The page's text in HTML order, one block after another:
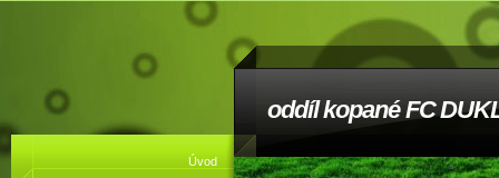
oddíl kopané FC
Úvod